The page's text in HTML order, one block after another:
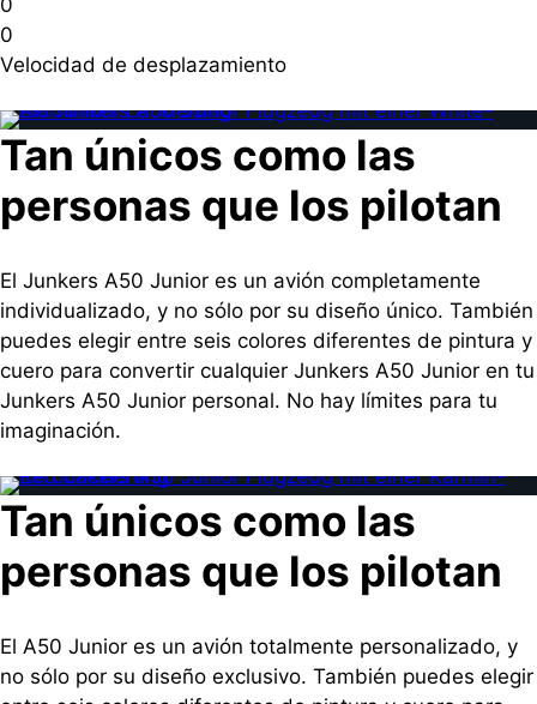
0
Velocidad de desplazamiento
Tan únicos como las
personas que los pilotan
El Junkers A50 Junior es un avión completamente
individualizado, y no sólo por su diseño único. También
puedes elegir entre seis colores diferentes de pintura y
cuero para convertir cualquier Junkers A50 Junior en tu
Junkers A50 Junior personal. No hay límites para tu
imaginación.
Tan únicos como las
personas que los pilotan
El A50 Junior es un avión totalmente personalizado, y
no sólo por su diseño exclusivo. También puedes elegir